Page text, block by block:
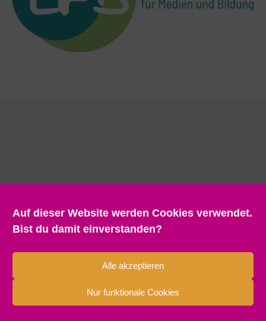
Auf dieser Website werden Cookies verwendet.
Bist du damit einverstanden?
Alle akzeptieren
Nur funktionale Cookies